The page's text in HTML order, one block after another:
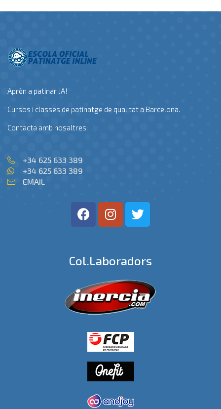
Aprèn a patinar JA!
Cursos i classes de patinatge de qualitat a Barcelona.
Contacta amb nosaltres:
+34 625 633 389
+34 625 633 389
EMAIL
Col.laboradors